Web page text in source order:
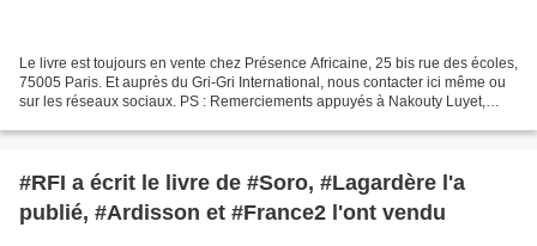
Le livre est toujours en vente chez Présence Africaine, 25 bis rue des écoles,
75005 Paris. Et auprès du Gri-Gri International, nous contacter ici même ou
sur les réseaux sociaux. PS : Remerciements appuyés à Nakouty Luyet,
#RFI a écrit le livre de #Soro, #Lagardère l'a
publié, #Ardisson et #France2 l'ont vendu